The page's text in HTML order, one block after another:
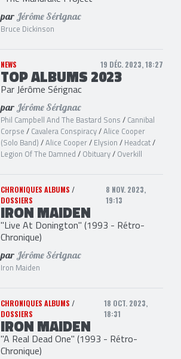
par Jérôme Sérignac
Bruce Dickinson
NEWS 19 DÉC. 2023, 18:27
TOP ALBUMS 2023
Par Jérôme Sérignac
par Jérôme Sérignac
Phil Campbell And The Bastard Sons / Cannibal
Corpse / Cavalera Conspiracy/Alice Cooper
(Solo Band) /Alice Cooper/ Elysion / Headcat/
Legion Of The Damned / Obituary/ Overkill
CHRONIQUES ALBUMS /
DOSSIERS
8 NOV. 2023,
19:13
IRON MAIDEN
"Live At Donington" (1993 - Rétro-
Chronique)
par Jérôme Sérignac
Iron Maiden
CHRONIQUES ALBUMS /
DOSSIERS
18 OCT. 2023,
18:31
IRON MAIDEN
"A Real Dead One" (1993 - Rétro-
Chronique)